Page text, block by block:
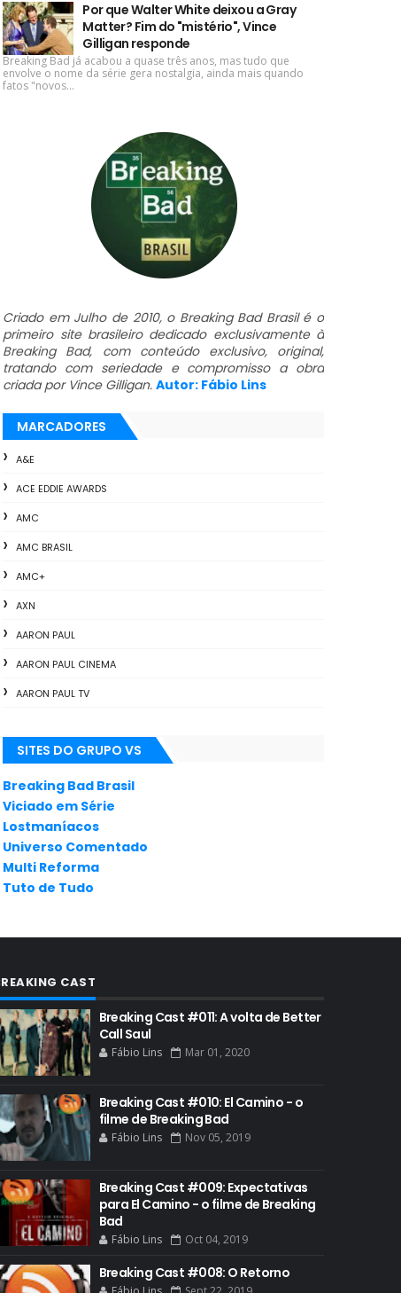
Por que Walter White deixou a Gray
Matter? Fim do "mistério", Vince
Gilligan responde
Breaking Bad já acabou a quase três anos, mas tudo que
envolve o nome da série gera nostalgia, ainda mais quando
fatos "novos...
Criado em Julho de 2010, o Breaking Bad Brasil é o
primeiro site brasileiro dedicado exclusivamente à
Breaking Bad, com conteúdo exclusivo, original,
tratando com seriedade e compromisso a obra
criada por Vince Gilligan. Autor: Fábio Lins
MARCADORES
A&E
ACE EDDIE AWARDS
AMC
AMC BRASIL
AMC+
AXN
AARON PAUL
AARON PAUL CINEMA
AARON PAUL TV
ANIMAÇÃO
ANNA GUNN
APLICATIVOS
ARTES
AUDIÊNCIA
BAND
BASTIDORES
BATTLE CREEK
BETSY BRANDT
BETTER CALL SAUL
BLOOPERS
BLU-RAY
BOB ODENKIRK
BOB ODENKIRK CINEMA
BOB ODENKIRK TV
BREAKING BAD ART PROJECT
SITES DO GRUPO VS
Breaking Bad Brasil
Viciado em Série
Lostmaníacos
Universo Comentado
Multi Reforma
Tuto de Tudo
CAST
Breaking Cast #011: A volta de Better
Call Saul
Fábio Lins Mar 01, 2020
Breaking Cast #010: El Camino - o
filme de Breaking Bad
Fábio Lins Nov 05, 2019
Breaking Cast #009: Expectativas
para El Camino - o filme de Breaking
Bad
Fábio Lins Oct 04, 2019
Breaking Cast #008: O Retorno